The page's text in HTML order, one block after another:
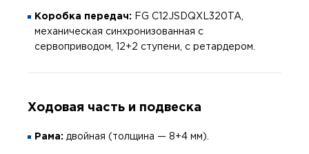
Коробка передач: FG С12JSDQXL320TA,
механическая синхронизованная с
сервоприводом, 12+2 ступени, с ретардером.
Ходовая часть и подвеска
Рама: двойная (толщина — 8+4 мм).